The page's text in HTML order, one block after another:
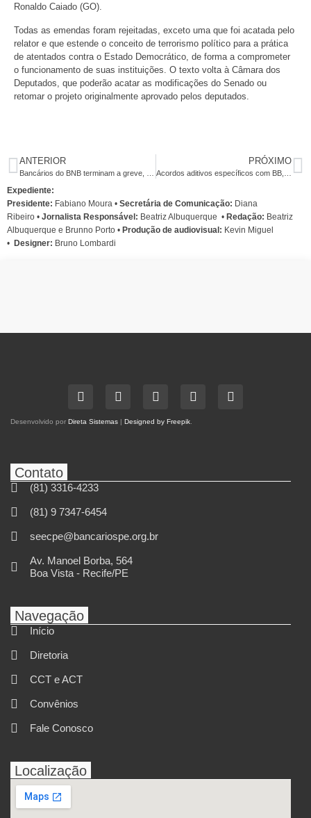
Ronaldo Caiado (GO).
Todas as emendas foram rejeitadas, exceto uma que foi acatada pelo
relator e que estende o conceito de terrorismo político para a prática
de atentados contra o Estado Democrático, de forma a comprometer
o funcionamento de suas instituições. O texto volta à Câmara dos
Deputados, que poderão acatar as modificações do Senado ou
retomar o projeto originalmente aprovado pelos deputados.
ANTERIOR PRÓXIMO
Expediente:
Presidente: Fabiano Moura • Secretária de Comunicação: Diana
Ribeiro • Jornalista Responsável: Beatriz Albuquerque • Redação: Beatriz
Albuquerque e Brunno Porto • Produção de audiovisual: Kevin Miguel
• Designer: Bruno Lombardi
Desenvolvido por Direta Sistemas | Designed by Freepik
Contato
(81) 3316-4233
(81) 9 7347-6454
seecpe@bancariospe.org.br
Av. Manoel Borba, 564
Boa Vista - Recife/PE
Navegação
Início
Diretoria
CCT e ACT
Convênios
Fale Conosco
Localização